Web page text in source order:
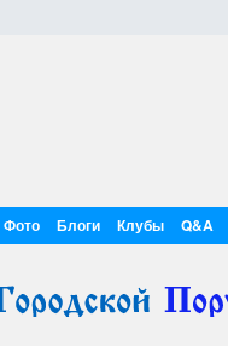
Фото Блоги Клубы Q&A